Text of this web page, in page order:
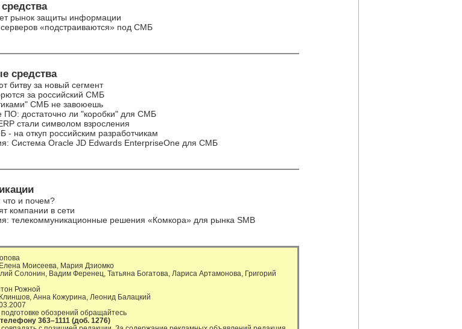
рынок защиты информации
«подстраиваются» под СМБ
средства
битву за новый сегмент
за российский СМБ
СМБ не завоюешь
ПО: достаточно ли "коробки" для СМБ
стали символом взросления
- на откуп российским разработчикам
Система Oracle JD Edwards EnterpriseOne для СМБ
и почем?
компании в сети
телекоммуникационные решения «Комкора» для рынка SMB
Моисеева, Мария Дзиомко
Солонин, Вадим Ференец, Татьяна Богатова, Лариса Артамонова, Григорий
Рожной
Анна Кожурина, Леонид Балацкий
обозрений обращайтесь
363–1111 (доб. 1276)